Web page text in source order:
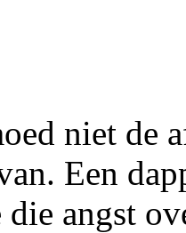
niet de
Een
angst